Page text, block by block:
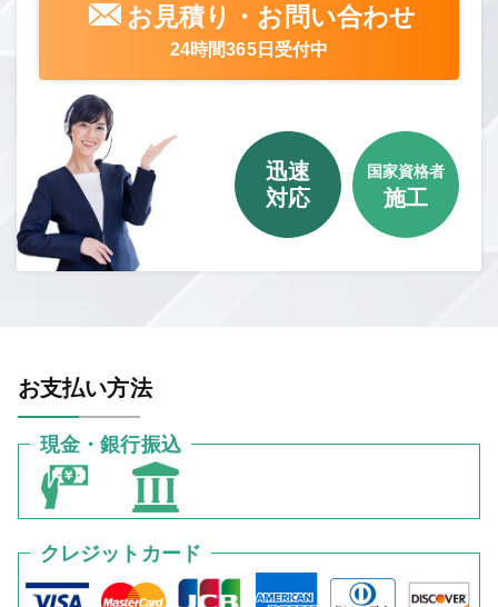
お見積り・お問い合わせ
24時間365日受付中
迅速
対応
国家資格者
施工
お支払い方法
現金・銀行振込
クレジットカード